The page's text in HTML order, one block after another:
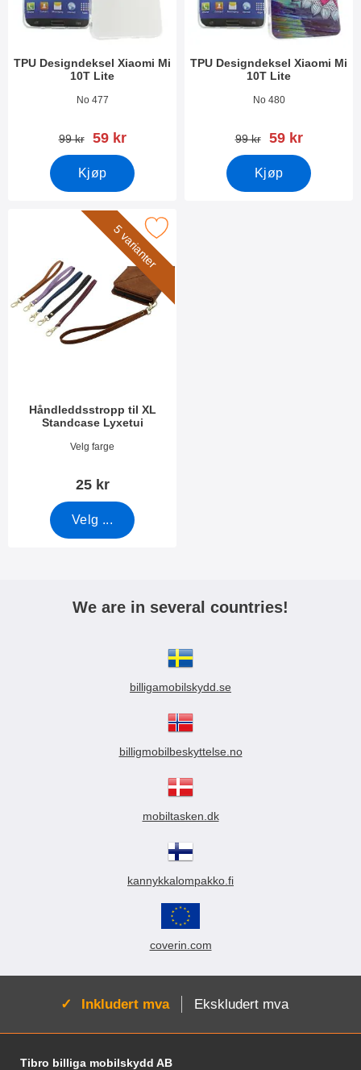
TPU Designdeksel Xiaomi Mi
10T Lite
Varenummer 38579
No 477
gammel pris
99 kr ny pris
59 kr
Kjøp
TPU Designdeksel Xiaomi Mi
10T Lite
Varenummer 38576
No 480
gammel pris
99 kr ny pris
59 kr
Kjøp
5 varianter
Håndleddsstropp til XL
Standcase Lyxetui
Varenummer 50276
Velg farge
25 kr
Velg ...
håndleddsstropp til XL Standcase Lyxetui som favoritt
We are in several countries!
billigamobilskydd.se
billigmobilbeskyttelse.no
mobiltasken.dk
kannykkalompakko.fi
coverin.com
Aktiv:
Inkludert mva Ekskludert mva
Footer-innhold Blandet informasjon og
Tibro billiga mobilskydd AB